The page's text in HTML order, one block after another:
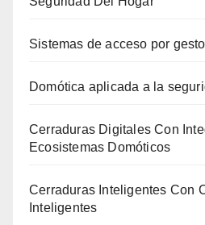
Sistemas de acceso por
Domótica aplicada a la
Cerraduras Digitales Con
Ecosistemas Domóticos
Cerraduras Inteligentes Con
Inteligentes